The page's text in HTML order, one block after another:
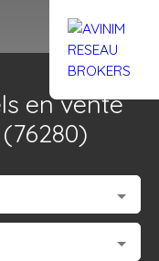
Trouver un
en vente